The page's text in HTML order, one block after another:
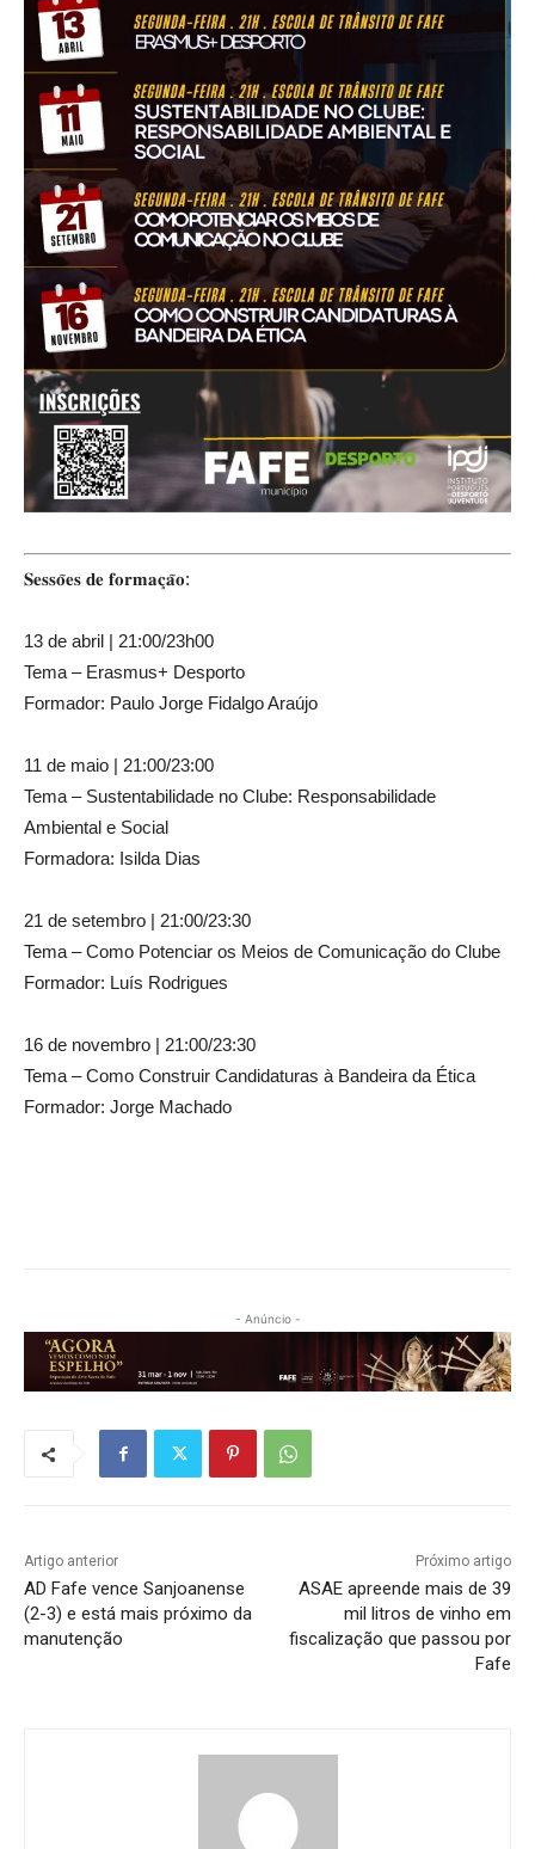
𝐒𝐞𝐬𝐬𝐨̃𝐞𝐬 𝐝𝐞 𝐟𝐨𝐫𝐦𝐚𝐜̧𝐚̃𝐨:
13 de abril | 21:00/23h00
Tema – Erasmus+ Desporto
Formador: Paulo Jorge Fidalgo Araújo
11 de maio | 21:00/23:00
Tema – Sustentabilidade no Clube: Responsabilidade
Ambiental e Social
Formadora: Isilda Dias
21 de setembro | 21:00/23:30
Tema – Como Potenciar os Meios de Comunicação do Clube
Formador: Luís Rodrigues
16 de novembro | 21:00/23:30
Tema – Como Construir Candidaturas à Bandeira da Ética
Formador: Jorge Machado
- Anúncio -
Artigo anterior
AD Fafe vence Sanjoanense
(2-3) e está mais próximo da
manutenção
Próximo artigo
ASAE apreende mais de 39
mil litros de vinho em
fiscalização que passou por
Fafe